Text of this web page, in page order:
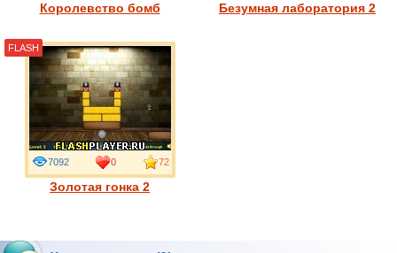
Королевство бомб Безумная лаборатория 2
Золотая гонка 2
7092 0 72
FLASH